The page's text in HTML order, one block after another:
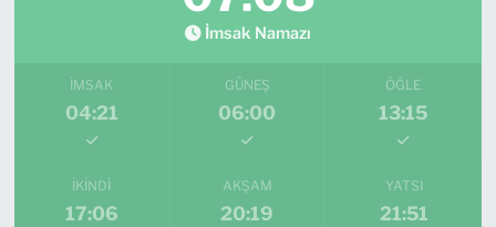
İmsak Namazı
İMSAK
04:21
GÜNEŞ
06:00
ÖĞLE
13:15
İKINDI
17:06
AKŞAM
20:19
YATSI
21:51